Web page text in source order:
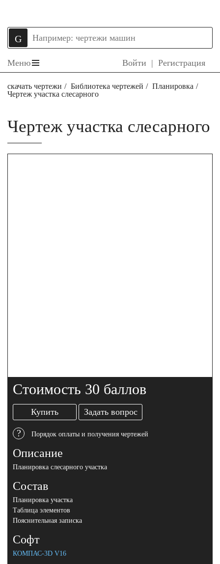
Меню Войти | Регистрация
скачать чертежи Библиотека чертежей
Планировка
Чертеж участка слесарного
Чертеж участка слесарного
Стоимость 30 баллов
Купить Задать вопрос
? Порядок оплаты и получения чертежей
Описание
Планировка слесарного участка
Состав
Планировка участка
Таблица элементов
Пояснительная записка
Софт
КОМПАС-3D V16